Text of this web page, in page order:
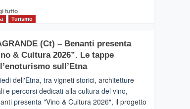
di
Airbnb.
la
Valle
Alcantara
nei
primi
classifica
tuttoLeggi
di
IL
SAN
DOMENICO
TAORMINA,
UN
HOTEL
Turismo
(Ct) – Benanti presenta
& Cultura 2026”. Le tappe
sull’Etna
dell'Etna, tra vigneti storici, architetture
e percorsi dedicati alla cultura del vino,
presenta "Vino & Cultura 2026", il progetto